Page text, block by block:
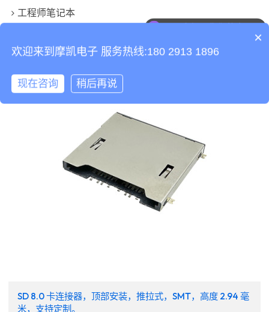
工程师笔记本
SD 8.0 卡连接器，顶部安装，推拉式，SMT，高度 2.94 毫
米，支持定制。
×
欢迎来到摩凯电子 服务热线:180 2913 1896
现在咨询 稍后再说